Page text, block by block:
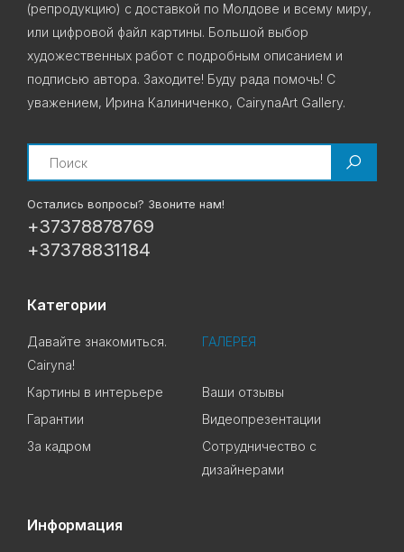
(репродукцию) с доставкой по Молдове и всему миру,
или цифровой файл картины. Большой выбор
художественных работ с подробным описанием и
подписью автора. Заходите! Буду рада помочь! С
уважением, Ирина Калиниченко, CairynaArt Gallery.
Search
Остались вопросы? Звоните нам!
+37378878769
+37378831184
Категории
Давайте знакомиться.
Cairyna!
ГАЛЕРЕЯ
Картины в интерьере
Ваши отзывы
Гарантии
Видеопрезентации
За кадром
Сотрудничество с
дизайнерами
Информация